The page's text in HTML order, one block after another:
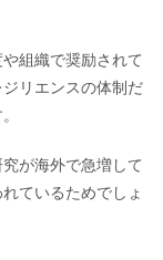
組織で奨励されて
リエンスの体制だ
が海外で急増して
ているためでしょ